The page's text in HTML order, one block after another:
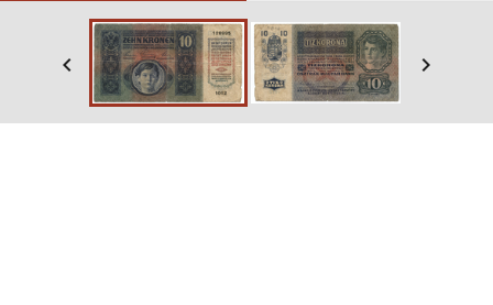
keyboard_arrow_left keyboard_arrow_right